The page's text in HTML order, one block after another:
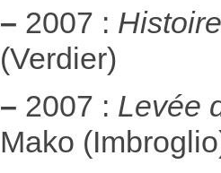
– 2007 :
(Verdier)
– 2007 : Levée
Mako